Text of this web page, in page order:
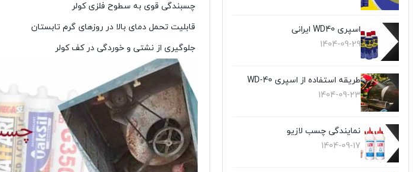
اسپری WD40 ایرانی
1404-09-29
طریقه استفاده از اسپری WD-40
1404-09-23
نمایندگی چسب لازیو
1404-09-17
چسبندگی قوی به سطوح فلزی کولر
قابلیت تحمل دمای بالا در روزهای گرم تابستان
جلوگیری از نشتی و خوردگی در کف کولر